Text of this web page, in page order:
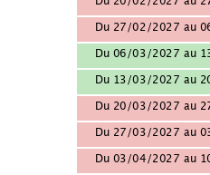
Du 27/02/2027 au
Du 06/03/2027 au
Du 13/03/2027 au
Du 20/03/2027 au
Du 27/03/2027 au
Du 03/04/2027 au